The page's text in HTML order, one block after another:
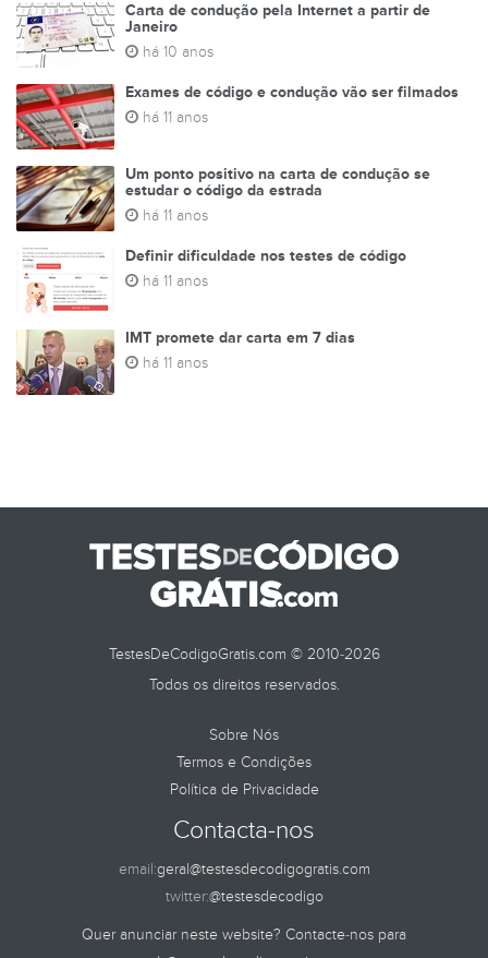
TESTES DE
Carta de condução pela Internet a partir de
Janeiro
há 10 anos
Exames de código e condução vão ser filmados
há 11 anos
Um ponto positivo na carta de condução se
estudar o código da estrada
há 11 anos
Definir dificuldade nos testes de código
há 11 anos
IMT promete dar carta em 7 dias
há 11 anos
TestesDeCodigoGratis.com © 2010-2026
Todos os direitos reservados.
Sobre Nós
Termos e Condições
Política de Privacidade
Contacta-nos
email:geral@testesdecodigogratis.com
twitter:@testesdecodigo
Quer anunciar neste website? Contacte-nos para